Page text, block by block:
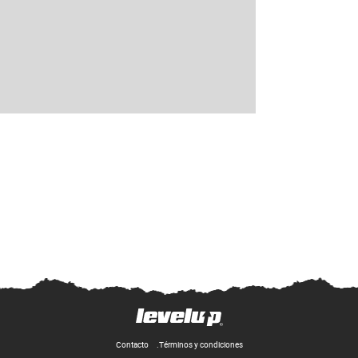
Contacto Términos y condiciones